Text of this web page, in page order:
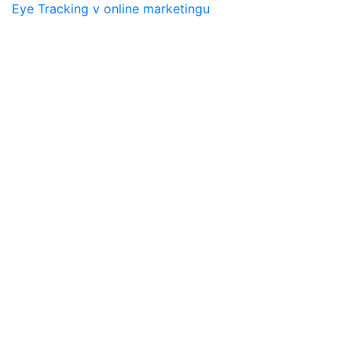
Eye Tracking v online marketingu